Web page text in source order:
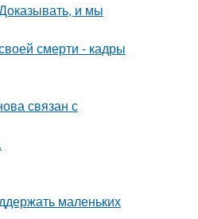
и мы
смерти - кадры
связан с
маленьких